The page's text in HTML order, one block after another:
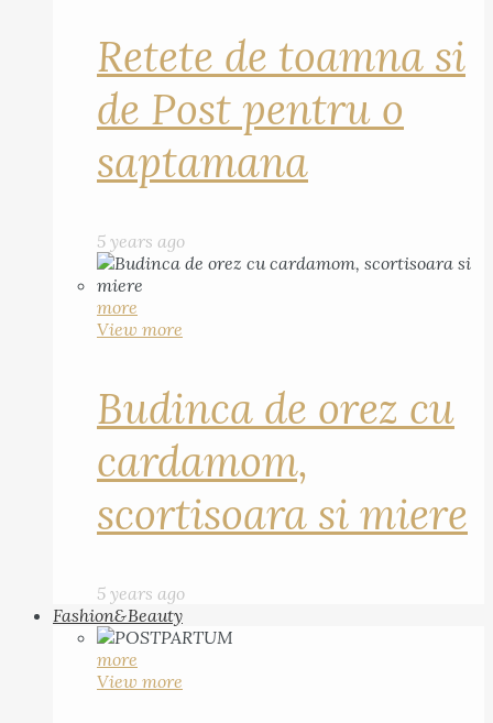
Retete de toamna si
de Post pentru o
saptamana
5 years ago
more
View more
Budinca de orez cu
cardamom,
scortisoara si miere
5 years ago
Fashion&Beauty
more
View more